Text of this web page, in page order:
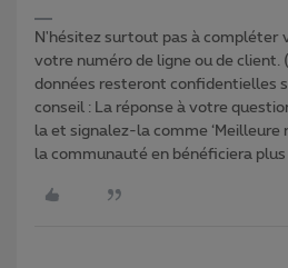
N'hésitez surtout pas à compléter
votre numéro de ligne ou de client.
données resteront confidentielles
conseil : La réponse à votre
la et signalez-la comme ‘Meilleure
la communauté en bénéficiera